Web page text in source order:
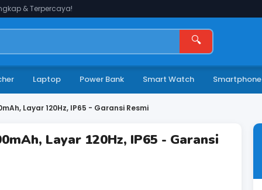
& Terpercaya!
🔍
Laptop Power Bank Smart Watch Smartphone
Layar 120Hz, IP65 - Garansi Resmi
Layar 120Hz, IP65 - Garansi